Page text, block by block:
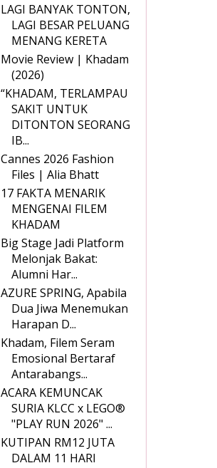
LAGI BANYAK TONTON,
LAGI BESAR PELUANG
MENANG KERETA
Movie Review | Khadam
(2026)
“KHADAM, TERLAMPAU
SAKIT UNTUK
DITONTON SEORANG
IB...
Cannes 2026 Fashion
Files | Alia Bhatt
17 FAKTA MENARIK
MENGENAI FILEM
KHADAM
Big Stage Jadi Platform
Melonjak Bakat:
Alumni Har...
AZURE SPRING, Apabila
Dua Jiwa Menemukan
Harapan D...
Khadam, Filem Seram
Emosional Bertaraf
Antarabangs...
ACARA KEMUNCAK
SURIA KLCC x LEGO®
"PLAY RUN 2026" ...
KUTIPAN RM12 JUTA
DALAM 11 HARI